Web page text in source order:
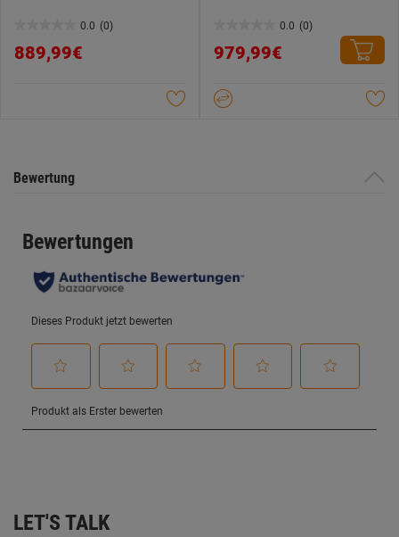
0.0 (0)
von
889,99€
0.0 (0)
von
Sternen.
979,99€
Bewertung
LET'S TALK